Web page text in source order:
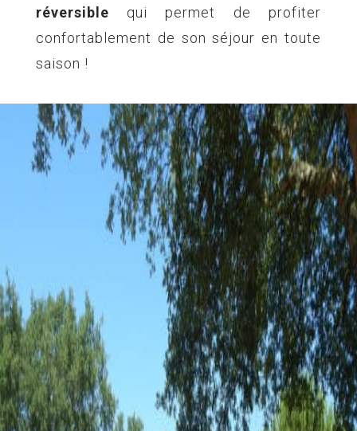
réversible qui permet de profiter
confortablement de son séjour en toute
saison !